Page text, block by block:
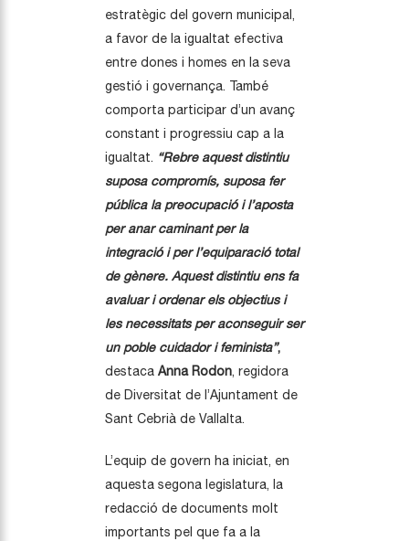
estratègic del govern municipal,
a favor de la igualtat efectiva
entre dones i homes en la seva
gestió i governança. També
comporta participar d’un avanç
constant i progressiu cap a la
igualtat. “Rebre aquest distintiu
suposa compromís, suposa fer
pública la preocupació i l’aposta
per anar caminant per la
integració i per l’equiparació total
de gènere. Aquest distintiu ens fa
avaluar i ordenar els objectius i
les necessitats per aconseguir ser
un poble cuidador i feminista”,
destaca Anna Rodon, regidora
de Diversitat de l’Ajuntament de
Sant Cebrià de Vallalta.
L’equip de govern ha iniciat, en
aquesta segona legislatura, la
redacció de documents molt
importants pel que fa a la